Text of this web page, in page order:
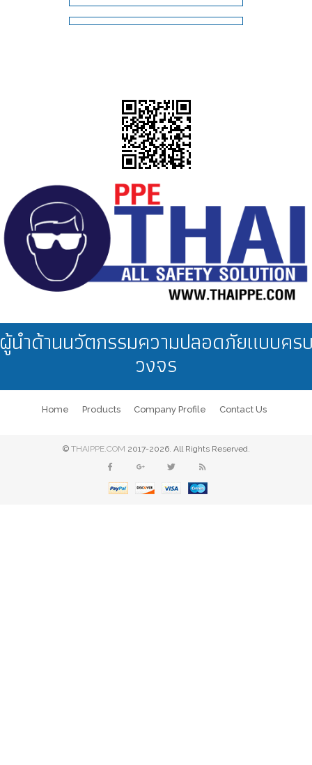
อุตสาหกรรม CleanerRoom/งาน
งานซ่อมบำรุง
งานคลังสินค้า
งานขับรถ
งานขับรถโฟลค์ลิฟ
งานจราจร
นำด้านนวัตกรรมความปลอดภัยแบบคร
วงจร
Home Products Company Profile Contact Us
© THAIPPE.COM 2017-2026. All Rights Reserved.